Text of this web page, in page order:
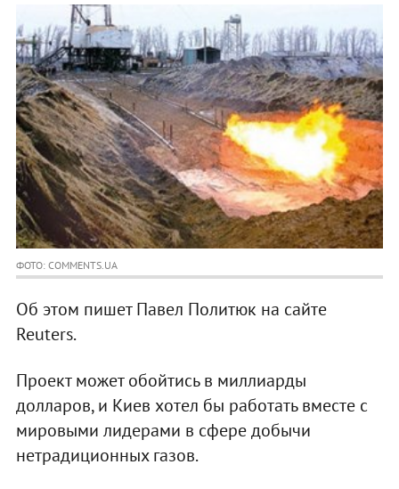
ФОТО: COMMENTS.UA
Об этом пишет Павел Политюк на сайте
Reuters.
Проект может обойтись в миллиарды
долларов, и Киев хотел бы работать вместе с
мировыми лидерами в сфере добычи
нетрадиционных газов.